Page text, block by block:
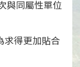
與同屬性單位
求得更加貼合